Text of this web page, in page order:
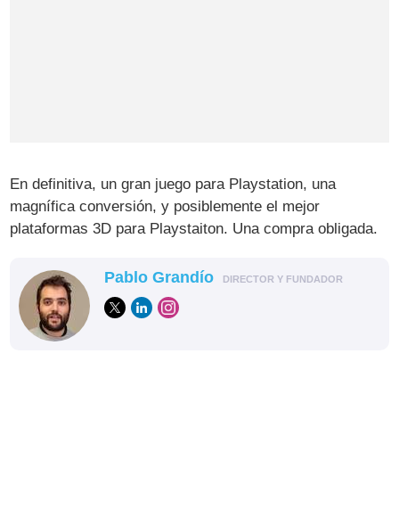
En definitiva, un gran juego para Playstation, una
magnífica conversión, y posiblemente el mejor
plataformas 3D para Playstaiton. Una compra obligada.
Pablo Grandío DIRECTOR Y FUNDADOR